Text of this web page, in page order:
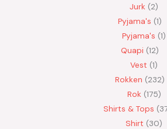
Jurk
2
Pyjama's 1
Pyjama's 1
Quapi 12
Vest 1
Rokken 232
Rok 175
Shirts & Tops
Shirt
30